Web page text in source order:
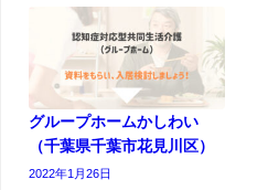
グループホームかしわい
（千葉県千葉市花見川区）
2022年1月26日